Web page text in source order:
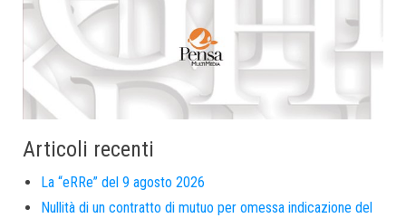
Articoli recenti
La “eRRe” del 9 agosto 2026
Nullità di un contratto di mutuo per omessa indicazione del